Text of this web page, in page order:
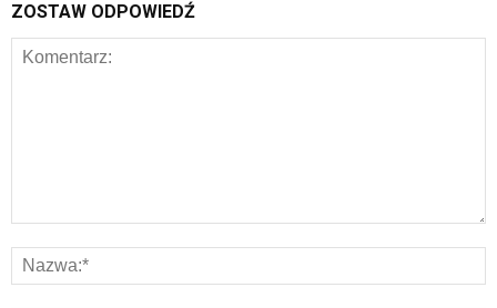
ZOSTAW ODPOWIEDŹ